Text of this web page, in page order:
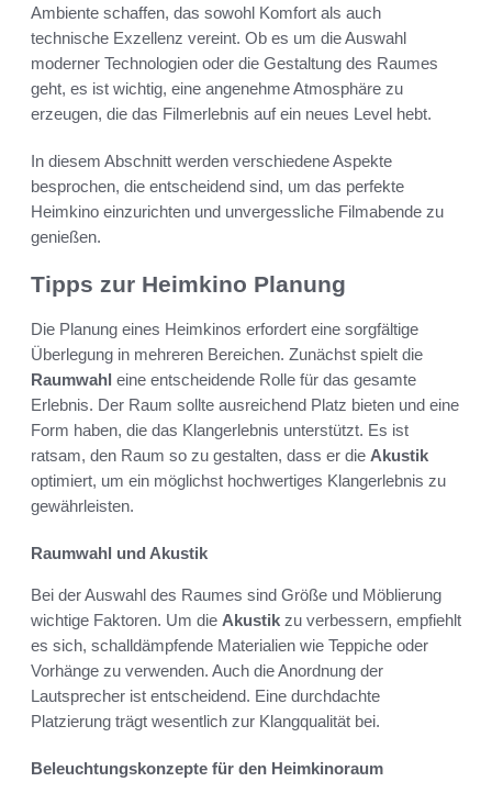
Ambiente schaffen, das sowohl Komfort als auch
technische Exzellenz vereint. Ob es um die Auswahl
moderner Technologien oder die Gestaltung des Raumes
geht, es ist wichtig, eine angenehme Atmosphäre zu
erzeugen, die das Filmerlebnis auf ein neues Level hebt.
In diesem Abschnitt werden verschiedene Aspekte
besprochen, die entscheidend sind, um das perfekte
Heimkino einzurichten und unvergessliche Filmabende zu
genießen.
Tipps zur Heimkino Planung
Die Planung eines Heimkinos erfordert eine sorgfältige
Überlegung in mehreren Bereichen. Zunächst spielt die
Raumwahl eine entscheidende Rolle für das gesamte
Erlebnis. Der Raum sollte ausreichend Platz bieten und eine
Form haben, die das Klangerlebnis unterstützt. Es ist
ratsam, den Raum so zu gestalten, dass er die Akustik
optimiert, um ein möglichst hochwertiges Klangerlebnis zu
gewährleisten.
Raumwahl und Akustik
Bei der Auswahl des Raumes sind Größe und Möblierung
wichtige Faktoren. Um die Akustik zu verbessern, empfiehlt
es sich, schalldämpfende Materialien wie Teppiche oder
Vorhänge zu verwenden. Auch die Anordnung der
Lautsprecher ist entscheidend. Eine durchdachte
Platzierung trägt wesentlich zur Klangqualität bei.
Beleuchtungskonzepte für den Heimkinoraum